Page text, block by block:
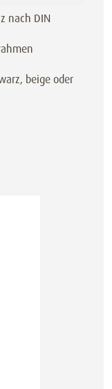
nach DIN
beige oder